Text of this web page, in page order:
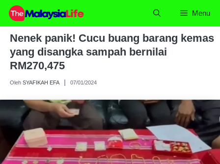
Skip
content
Menu
Nenek panik! Cucu buang barang kemas
yang disangka sampah bernilai
RM270,475
Oleh SYAFIKAH EFA 07/01/2024